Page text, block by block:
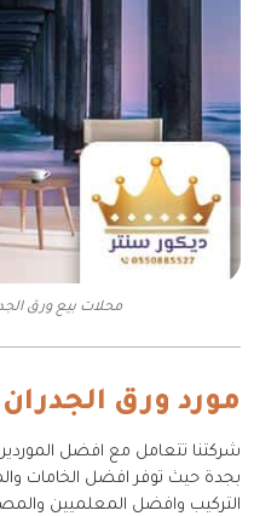
محلات بيع ورق
مورد ورق
شركتنا تتعامل مع افضل
بجدة حيث توفر افضل الخامات
التركيب وافضل المعلميين